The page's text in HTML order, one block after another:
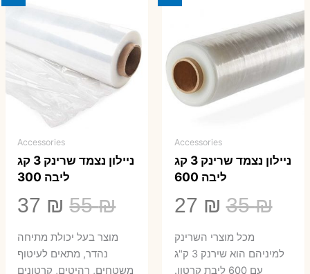
Accessories
ניילון נצמד שרינק 3 קג
ליבה 600
35₪
המחיר
המקורי
היה:
27 ₪
הנוכחי
הוא:
מכל מוצרי השרינק
למיניהם הוא שירנק 3 ק"ג
עם 600 ליבת קרטון.
Accessories
ניילון נצמד שרינק 3 קג
ליבה 300
55₪
המחיר
המקורי
היה:
37 ₪
מוצר בעל יכולת מתיחה
נהדר, מתאים לעיטוף
משטחים, רהיטים, קרטונים